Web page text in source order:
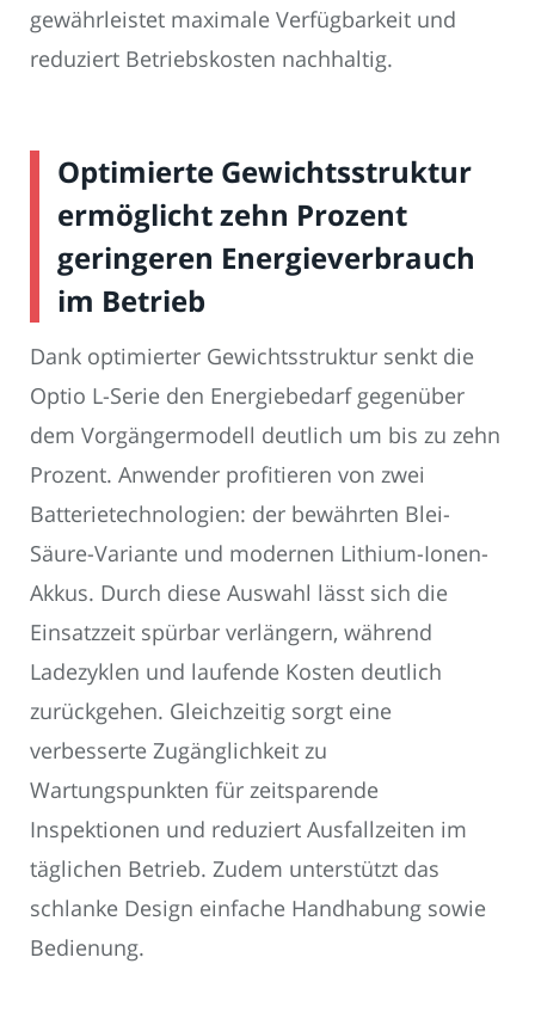
gewährleistet maximale Verfügbarkeit und
reduziert Betriebskosten nachhaltig.
Optimierte Gewichtsstruktur
ermöglicht zehn Prozent
geringeren Energieverbrauch
im Betrieb
Dank optimierter Gewichtsstruktur senkt die
Optio L-Serie den Energiebedarf gegenüber
dem Vorgängermodell deutlich um bis zu zehn
Prozent. Anwender profitieren von zwei
Batterietechnologien: der bewährten Blei-
Säure-Variante und modernen Lithium-Ionen-
Akkus. Durch diese Auswahl lässt sich die
Einsatzzeit spürbar verlängern, während
Ladezyklen und laufende Kosten deutlich
zurückgehen. Gleichzeitig sorgt eine
verbesserte Zugänglichkeit zu
Wartungspunkten für zeitsparende
Inspektionen und reduziert Ausfallzeiten im
täglichen Betrieb. Zudem unterstützt das
schlanke Design einfache Handhabung sowie
Bedienung.